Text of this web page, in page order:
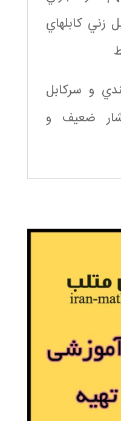
زني كابلهاي
و سركابل
ضعيف و